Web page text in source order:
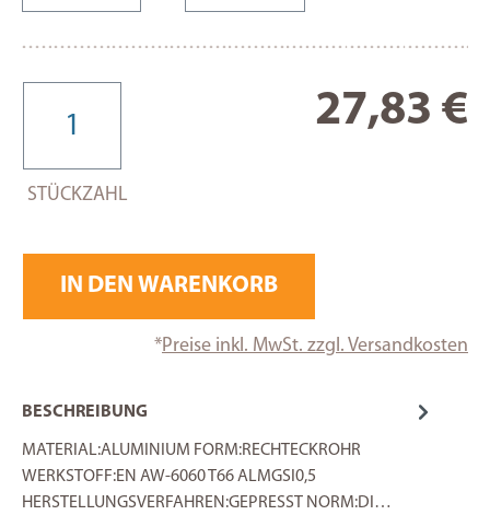
27,83 €
STÜCKZAHL
IN DEN WARENKORB
*Preise inkl. MwSt. zzgl. Versandkosten
BESCHREIBUNG
MATERIAL:ALUMINIUM FORM:RECHTECKROHR
WERKSTOFF:EN AW-6060 T66 ALMGSI0,5
HERSTELLUNGSVERFAHREN:GEPRESST NORM:DI…